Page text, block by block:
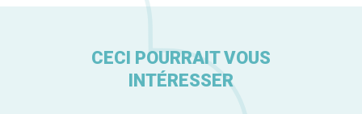
CECI POURRAIT VOUS
INTÉRESSER